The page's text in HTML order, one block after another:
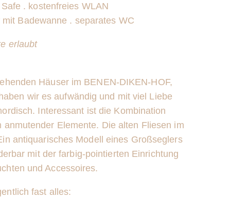
. kostenfreies WLAN
Badewanne . separates WC
erlaubt
Häuser im BENEN-DIKEN-HOF,
wir es aufwändig und mit viel Liebe
. Interessant ist die Kombination
Elemente. Die alten Fliesen im
antiquarisches Modell eines Großseglers
mit der farbig-pointierten Einrichtung
und Accessoires.
fast alles: